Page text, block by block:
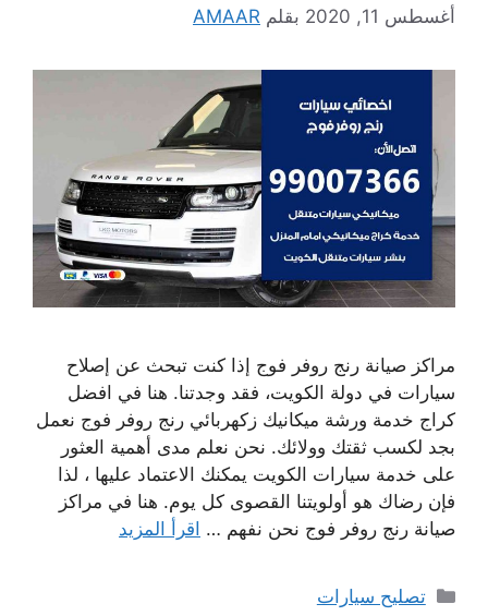
أغسطس 11, 2020 بقلم AMAAR
مراكز صيانة رنج روفر فوج إذا كنت تبحث عن إصلاح
سيارات في دولة الكويت، فقد وجدتنا. هنا في افضل
كراج خدمة ورشة ميكانيك زكهربائي رنج روفر فوج نعمل
بجد لكسب ثقتك وولائك. نحن نعلم مدى أهمية العثور
على خدمة سيارات الكويت يمكنك الاعتماد عليها ، لذا
فإن رضاك ​​هو أولويتنا القصوى كل يوم. هنا في مراكز
صيانة رنج روفر فوج نحن نفهم … اقرأ المزيد
التصنيفات
تصليح سيارات